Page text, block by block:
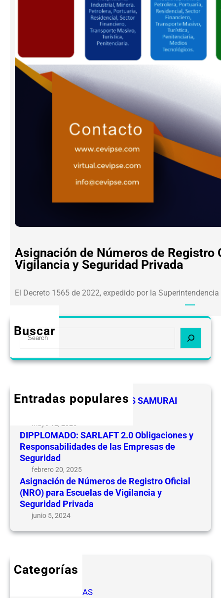
Asignación de Números de Registro
Vigilancia y Seguridad Privada
El Decreto 1565 de 2022, expedido por la
Buscar
S
a
h
Entradas populares
FELICIDADES A LOS LIDERES SAMURAI
DIPPLOMADO: SARLAFT 2.0 Obligaciones y
Responsabilidades de las Empresas de
Seguridad
febrero 20, 2025
Asignación de Números de Registro Oficial
(NRO) para Escuelas de Vigilancia y
Seguridad Privada
junio 5, 2024
Categorías
COMPETENCIAS